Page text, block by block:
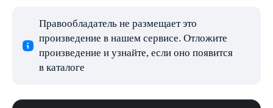
Правообладатель не размещает это
произведение в нашем сервисе. Отложите
произведение и узнайте, если оно появится
в каталоге